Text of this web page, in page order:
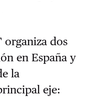
organiza dos
en España y
la
eje: